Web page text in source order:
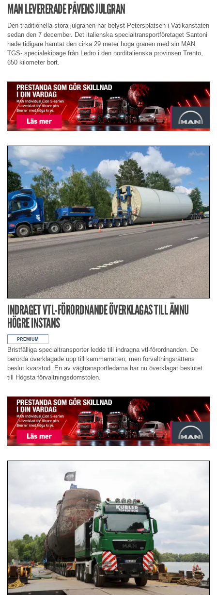
MAN LEVERERADE PÅVENS JULGRAN
Den traditionella stora julgranen har belyst Petersplatsen i Vatikanstaten
sedan den 7 december. Det italienska specialtransportföretaget Santoni
hade tidigare hämtat den cirka 29 meter höga granen med sin MAN
TGS- specialekipage från Ledro i den norditalienska provinsen Trento,
650 kilometer bort.
INDRAGET VTL-FÖRORDNANDE ÖVERKLAGAS TILL ÄNNU
HÖGRE INSTANS
Bristfälliga specialtransporter ledde till indragna vtl-förordnanden. De
berörda överklagade upp till kammarrätten, men förvaltningsrättens
beslut kvarstod. En av vägtransportledarna har nu överklagat beslutet
till Högsta förvaltningsdomstolen.